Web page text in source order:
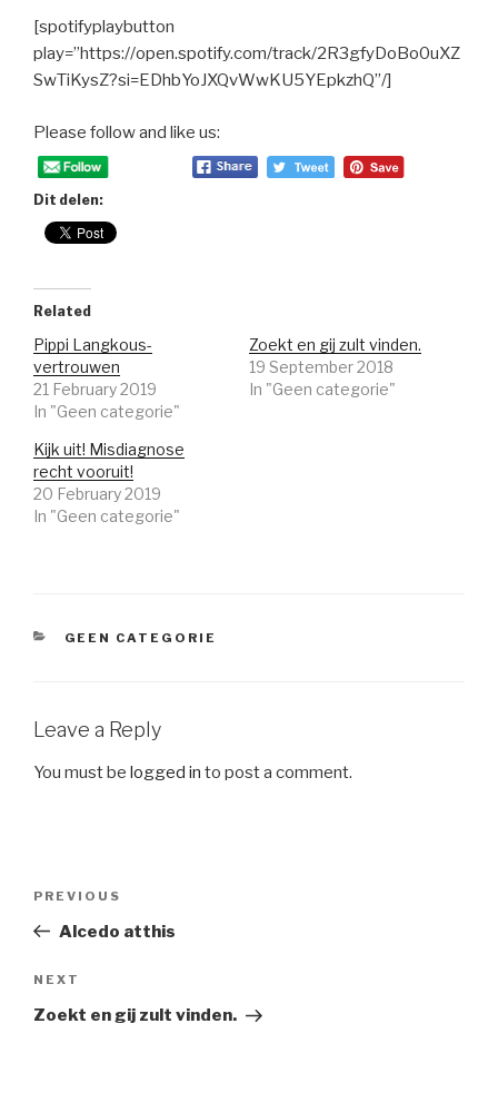
[spotifyplaybutton
play=”https://open.spotify.com/track/2R3gfyDoBo0uXZ
SwTiKysZ?si=EDhbYoJXQvWwKU5YEpkzhQ”/]
Please follow and like us:
Dit delen:
Related
Pippi Langkous-
vertrouwen
21 February 2019
In "Geen categorie"
Zoekt en gij zult vinden.
19 September 2018
In "Geen categorie"
Kijk uit! Misdiagnose
recht vooruit!
20 February 2019
In "Geen categorie"
CATEGORIES
GEEN CATEGORIE
Leave a Reply
You must be logged in to post a comment.
Previous
Post
PREVIOUS
Alcedo atthis
Next
Post
NEXT
Zoekt en gij zult vinden.